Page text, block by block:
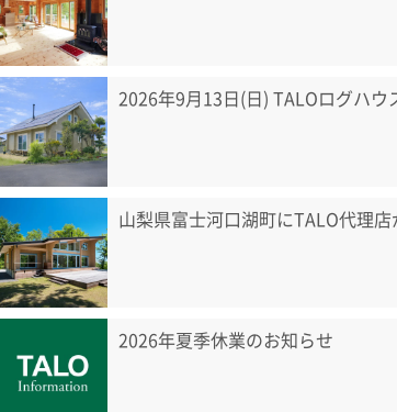
2026年9月13日(日) TALOログハ
山梨県富士河口湖町にTALO代理店
2026年夏季休業のお知らせ